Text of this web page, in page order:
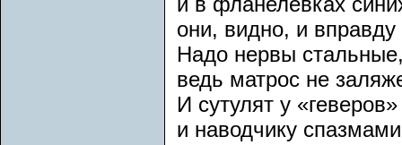
они, видно, и
Надо нервы
ведь матрос не
И сутулят у
и наводчику